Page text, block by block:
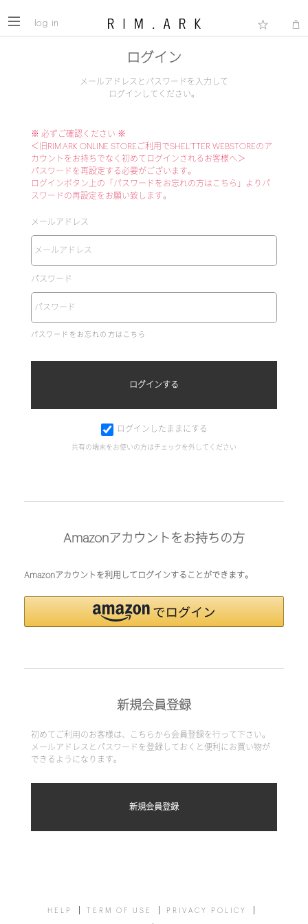
log in
ログイン
メールアドレスとパスワードを入力して
ログインしてください。
※ 必ずご確認ください ※
＜旧RIM.ARK ONLINE STOREご利用でSHEL'TTER WEBSTOREのア
カウントをお持ちでなく初めてログインされるお客様へ＞
パスワードを再設定する必要がございます。
ログインボタン上の「パスワードをお忘れの方はこちら」よりパ
スワードの再設定をお願い致します。
メールアドレス
パスワード
パスワードをお忘れの方はこちら
ログインしたままにする
共有の端末をお使いの方はチェックを外してください
Amazonアカウントをお持ちの方
Amazonアカウントを利用してログインすることができます。
新規会員登録
初めてご利用のお客様は、こちらから会員登録を行って下さい。
メールアドレスとパスワードを登録しておくと便利にお買い物が
できるようになります。
HELP TERM OF USE PRIVACY POLICY